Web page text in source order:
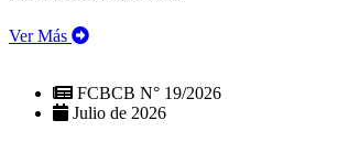
Ver Más
FCBCB N° 19/2026
Julio de 2026